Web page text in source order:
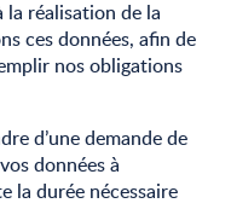
la réalisation de la
ces données, afin de
nos obligations
d’une demande de
données à
la durée nécessaire